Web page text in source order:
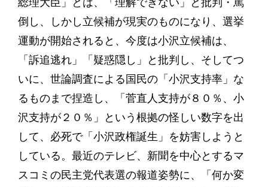
倒し、しかし立候補が現実のものになり、選挙
運動が開始されると、今度は小沢立候補は、
「訴追逃れ」「疑惑隠し」と批判し、そしてつ
いに、世論調査による国民の「小沢支持率」な
るものまで捏造し、「菅直人支持が８０％、小
沢支持が２０％」という根拠の怪しい数字を出
して、必死で「小沢政権誕生」を妨害しようと
している。最近のテレビ、新聞を中心とするマ
スコミの民主党代表選の報道姿勢に、「何か変